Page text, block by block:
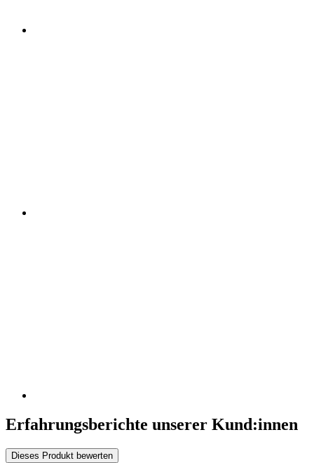
Erfahrungsberichte unserer Kund:innen
Dieses Produkt bewerten